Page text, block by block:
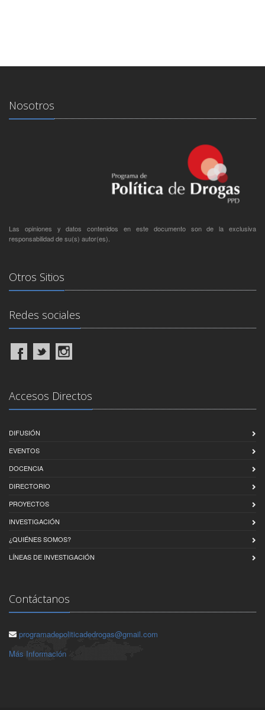
Nosotros
Las opiniones y datos contenidos en este documento son de la exclusiva
responsabilidad de su(s) autor(es).
Otros Sitios
Redes sociales
Accesos Directos
DIFUSIÓN
EVENTOS
DOCENCIA
DIRECTORIO
PROYECTOS
INVESTIGACIÓN
¿QUIÉNES SOMOS?
LÍNEAS DE INVESTIGACIÓN
Contáctanos
programadepoliticadedrogas@gmail.com
Más Información